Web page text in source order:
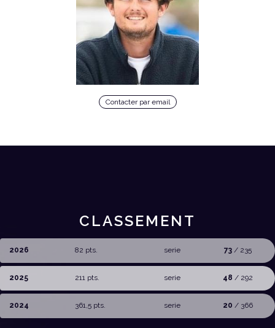
Contacter par email
CLASSEMENT
2026 82 pts. serie 73 / 235
2025 211 pts. serie 48 / 292
2024 361,5 pts. serie 20 / 366